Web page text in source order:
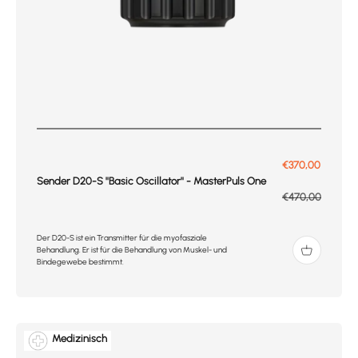
Sender D20-S ''Basic Oscillator'' - MasterPuls One
Prix de vente
€370,00
Prix normal
€470,00
Der D20-S ist ein Transmitter für die myofasziale
Behandlung. Er ist für die Behandlung von Muskel- und
Bindegewebe bestimmt.
Medizinisch